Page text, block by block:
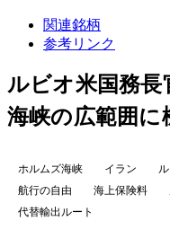
関連銘柄
参考リンク
ルビオ米国務
海峡の広範囲に
ホルムズ海峡 イラン
航行の自由
海上保険料
代替輸出ルート